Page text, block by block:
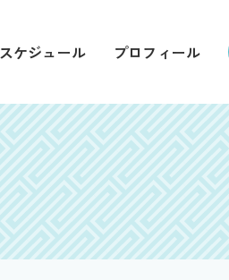
スケジュール プロフィール